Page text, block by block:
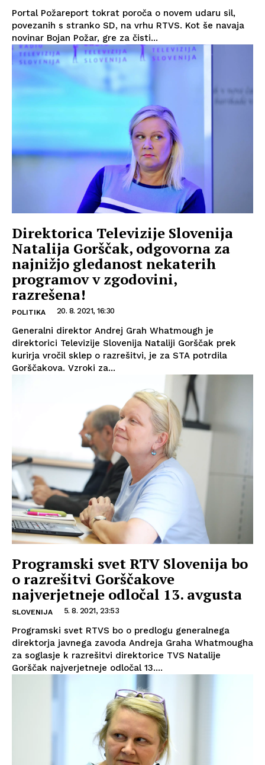
Portal Požareport tokrat poroča o novem udaru sil,
povezanih s stranko SD, na vrhu RTVS. Kot še navaja
novinar Bojan Požar, gre za čisti...
Direktorica Televizije Slovenija
Natalija Gorščak, odgovorna za
najnižjo gledanost nekaterih
programov v zgodovini,
razrešena!
POLITIKA 20. 8. 2021, 16:30
Generalni direktor Andrej Grah Whatmough je
direktorici Televizije Slovenija Nataliji Gorščak prek
kurirja vročil sklep o razrešitvi, je za STA potrdila
Gorščakova. Vzroki za...
Programski svet RTV Slovenija bo
o razrešitvi Gorščakove
najverjetneje odločal 13. avgusta
SLOVENIJA 5. 8. 2021, 23:53
Programski svet RTVS bo o predlogu generalnega
direktorja javnega zavoda Andreja Graha Whatmougha
za soglasje k razrešitvi direktorice TVS Natalije
Gorščak najverjetneje odločal 13....